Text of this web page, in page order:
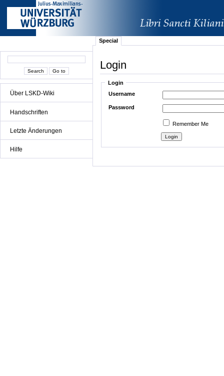
Über LSKD-Wiki
Handschriften
Letzte Änderungen
Hilfe
Special
Login
Login
Username
Password
Remember Me